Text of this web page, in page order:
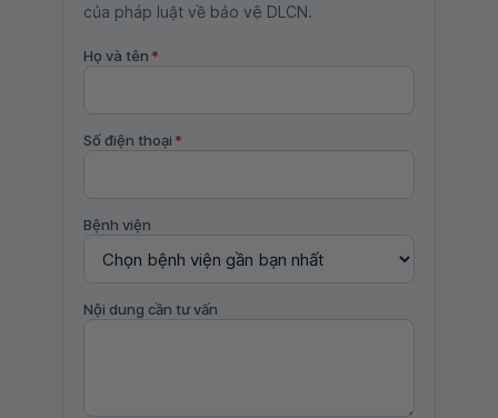
của pháp luật về bảo vệ DLCN.
Họ và tên *
Số điện thoại *
Bệnh viện
Nội dung cần tư vấn